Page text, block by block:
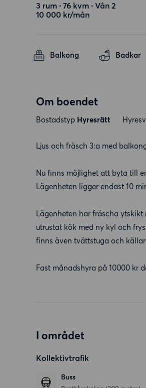
3 rum ∙ 76 kvm ∙ Vån 2
10 000 kr/mån
Balkong Badkar
Om boendet
Bostadstyp Hyresrätt
Ljus och fräsch 3:a med
Nu finns möjlighet att byta till
Lägenheten ligger endast 10
Lägenheten har fräscha
utrustat kök med ny kyl och
finns även tvättstuga och
Fast månadshyra på 10000 kr
I området
Kollektivtrafik
Buss